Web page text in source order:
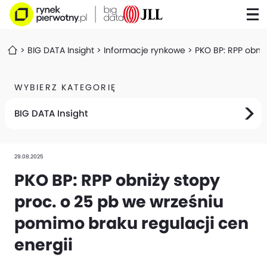
BIG DATA Insight Informacje rynkowe PKO BP: RPP
WYBIERZ KATEGORIĘ
BIG DATA Insight
29.08.2025
PKO BP: RPP obniży stopy
proc. o 25 pb we wrześniu
pomimo braku regulacji cen
energii